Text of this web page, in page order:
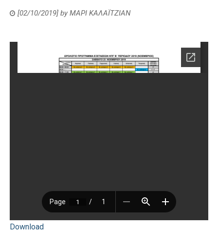
[02/10/2019] by ΜΑΡΙ ΚΑΛΑΪΤΖΙΑΝ
Download